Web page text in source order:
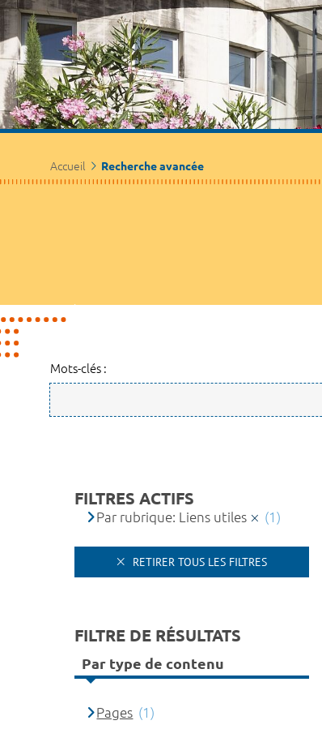
Accueil Recherche avancée
Mots-clés :
FILTRES ACTIFS
Par rubrique: Liens utiles (1)
RETIRER TOUS LES FILTRES
FILTRE DE RÉSULTATS
Par type de contenu
Pages (1)